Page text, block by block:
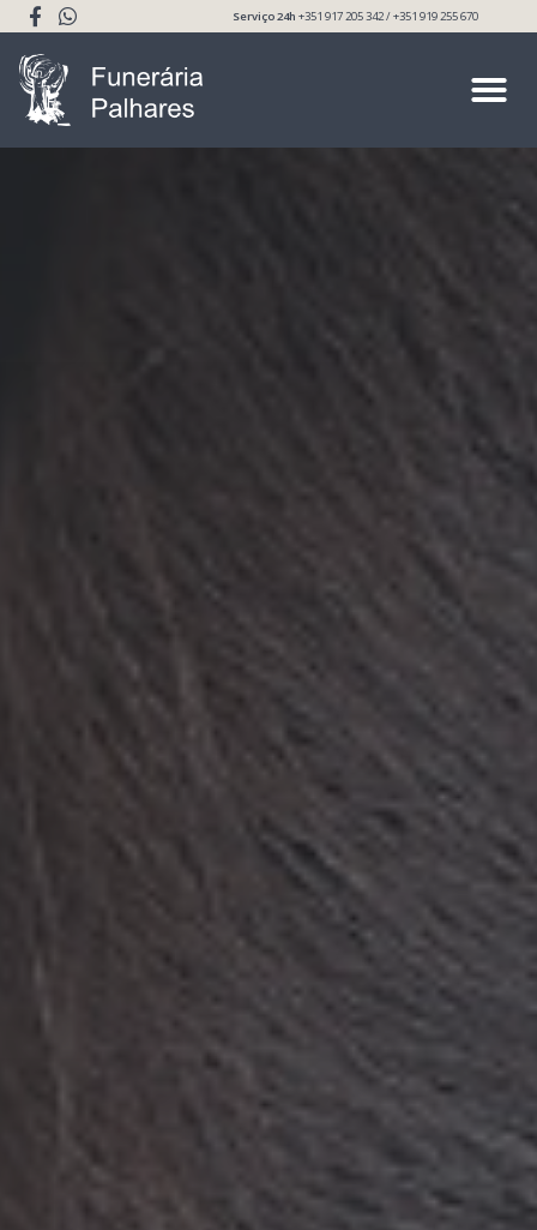
Serviço 24h+351 917 205 342 / +351 919 255 670